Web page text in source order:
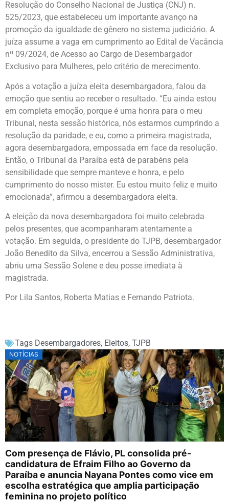
Resolução do Conselho Nacional de Justiça (CNJ) n.
525/2023, que estabeleceu um importante avanço na
promoção da igualdade de gênero no sistema judiciário. A
juíza assume a vaga em cumprimento ao Edital de Vacância
nº 09/2024, de Acesso ao Cargo de Desembargador
Exclusivo para Mulheres, pelo critério de merecimento.
Após a votação a juíza eleita desembargadora, falou da
emoção que sentiu ao receber o resultado. “Eu ainda estou
em completa emoção, porque é uma honra para o meu
Tribunal, nesta sessão histórica, nós estarmos cumprindo a
resolução da paridade, e eu, como a primeira magistrada,
agora desembargadora, empossada em face da resolução.
Então, o Tribunal da Paraíba está de parabéns pela
sensibilidade que sempre manteve e honra, e pelo
cumprimento do nosso mister. Eu estou muito feliz e muito
emocionada”, afirmou a desembargadora eleita.
A eleição da nova desembargadora foi muito celebrada
pelos presentes, que acompanharam atentamente a
votação. Em seguida, o presidente do TJPB, desembargador
João Benedito da Silva, encerrou a Sessão Administrativa,
abriu uma Sessão Solene e deu posse imediata à
magistrada.
Por Lila Santos, Roberta Matias e Fernando Patriota.
Tags Desembargadores, Eleitos, TJPB
NOTÍCIAS
Com presença de Flávio, PL consolida pré-
candidatura de Efraim Filho ao Governo da
Paraíba e anuncia Nayana Pontes como vice em
escolha estratégica que amplia participação
feminina no projeto político